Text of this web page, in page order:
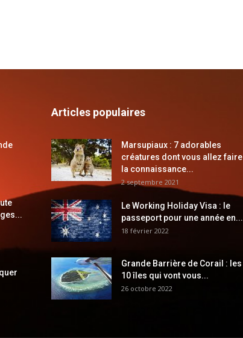
Articles populaires
Marsupiaux : 7 adorables
créatures dont vous allez faire
la connaissance...
2 septembre 2021
Le Working Holiday Visa : le
passeport pour une année en...
18 février 2022
Grande Barrière de Corail : les
10 îles qui vont vous...
26 octobre 2022